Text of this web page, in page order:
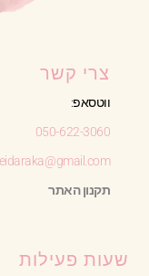
צרי קשר
ווטסאפ:
050-622-3060
leidaraka@gmail.com
תקנון האתר
שעות פעילות